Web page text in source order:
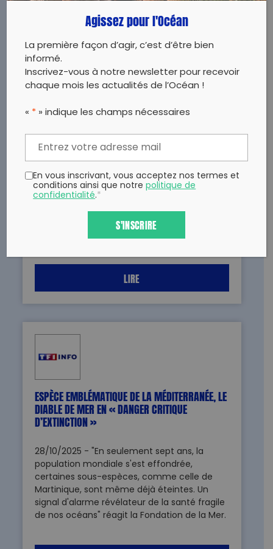
LIRE
LE DIABLE DE MER VIENT D’ÊTRE RECLASSÉ PAR
L’UICN.
29/10/2025 - Depuis des années, la Fondation
de la Mer agit en soutien aux associations de
préservation du diable de mer.
LIRE
ESPÈCE EMBLÉMATIQUE DE LA MÉDITERRANÉE, LE
DIABLE DE MER EN « DANGER CRITIQUE
D’EXTINCTION »
28/10/2025 - "En seulement sept ans, la
population mondiale s'est effondrée,
certaines sous-espèces, comme celle de
Martinique, sont même déjà éteintes. Un
signal d'alarme révélateur de la santé fragile
de nos océans" réagit la Fondation de la Mer.
Agissez pour l'Océan
La première façon d’agir, c’est d’être bien
informé.
Inscrivez-vous à notre newsletter pour recevoir
chaque mois les actualités de l’Océan !
« * » indique les champs nécessaires
En vous inscrivant, vous acceptez nos termes et
conditions ainsi que notrepolitique de
confidentialité.*
S'INSCRIRE